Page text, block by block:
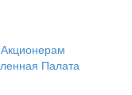
Акционерам
Палата